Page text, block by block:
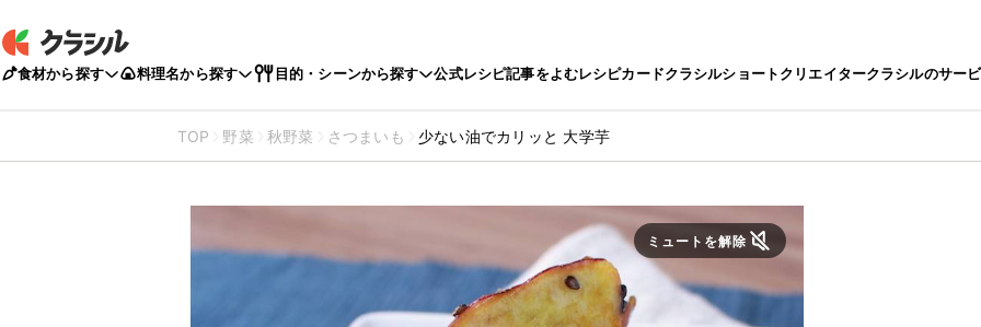
食材から探す 料理名から探す 目的・シーンから探す 公式レシピ記事をよむレシピカードクラシルショートクリエイタークラシルのサー
TOP 野菜 秋野菜 さつまいも 少ない油でカリッと 大学芋
ミュートを解除